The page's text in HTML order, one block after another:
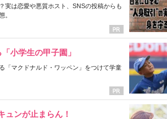
実は恋愛や悪質ホスト、SNSの投稿からも
。
小学生の甲子園」
「マクドナルド・ワッペン」をつけて学童
ュンが止まらん！